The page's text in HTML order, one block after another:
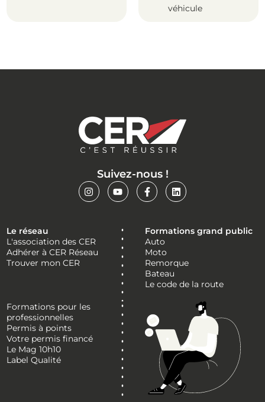
véhicule
Suivez-nous !
Le réseau
L'association des CER
Adhérer à CER Réseau
Trouver mon CER
Formations grand public
Auto
Moto
Remorque
Bateau
Le code de la route
Formations pour les
professionnelles
Permis à points
Votre permis financé
Le Mag 10h10
Label Qualité